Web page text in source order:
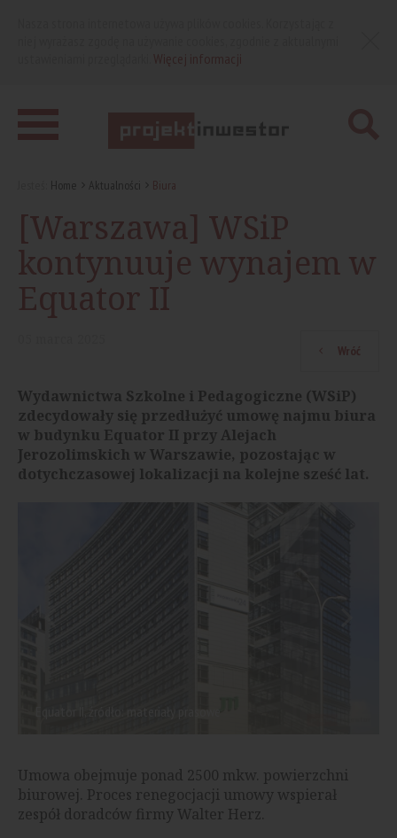
Home Aktualności Biura
[Warszawa] WSiP
kontynuuje wynajem w
Equator II
Wróć
Wydawnictwa Szkolne i Pedagogiczne (WSiP)
zdecydowały się przedłużyć umowę najmu biura
w budynku Equator II przy Alejach
Jerozolimskich w Warszawie, pozostając w
dotychczasowej lokalizacji na kolejne sześć lat.
Umowa obejmuje ponad 2500 mkw. powierzchni
biurowej. Proces renegocjacji umowy wspierał
zespół doradców firmy Walter Herz.